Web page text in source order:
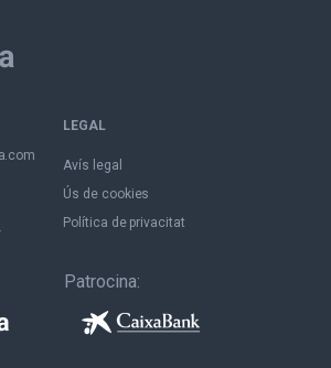
LEGAL
Avís legal
Ús de cookies
Política de privacitat
Patrocina: